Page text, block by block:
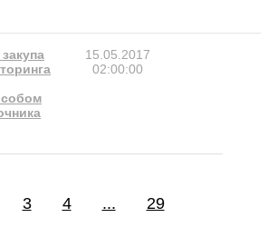
15.05.2017
02:00:00
3 4 ... 29